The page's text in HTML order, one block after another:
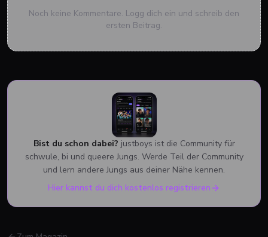
Noch keine Kommentare. Logg dich ein und schreib den
ersten Beitrag.
Bist du schon dabei? justboys ist die Community für
schwule, bi und queere Jungs. Werde Teil der Community
und lern andere Jungs aus deiner Nähe kennen.
Hier kannst du dich kostenlos registrieren